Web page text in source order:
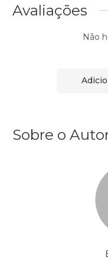
Avaliações
Não
Sobre o